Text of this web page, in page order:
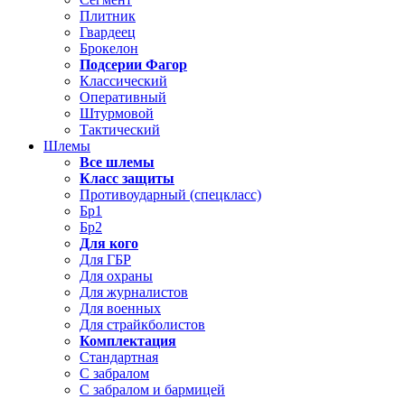
Плитник
Гвардеец
Брокелон
Подсерии Фагор
Классический
Оперативный
Штурмовой
Тактический
Шлемы
Все шлемы
Класс защиты
Противоударный (спецкласс)
Бр1
Бр2
Для кого
Для ГБР
Для охраны
Для журналистов
Для военных
Для страйкболистов
Комплектация
Стандартная
С забралом
С забралом и бармицей